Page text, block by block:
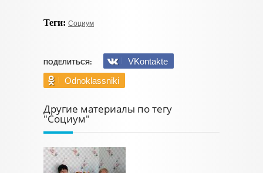
Теги: Социум
ПОДЕЛИТЬСЯ:
VKontakte
Odnoklassniki
Другие материалы по тегу
"Социум"